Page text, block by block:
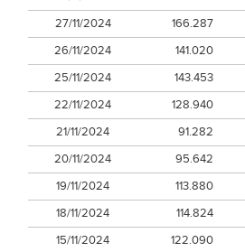
27/11/2024
166.287
26/11/2024
141.020
25/11/2024
143.453
22/11/2024
128.940
21/11/2024
91.282
20/11/2024
95.642
19/11/2024
113.880
18/11/2024
114.824
15/11/2024
122.090